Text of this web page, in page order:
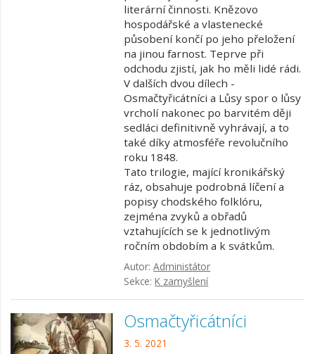
literární činnosti. Knězovo
hospodářské a vlastenecké
působení končí po jeho přeložení
na jinou farnost. Teprve při
odchodu zjistí, jak ho měli lidé rádi.
V dalších dvou dílech -
Osmačtyřicátníci a Lůsy spor o lůsy
vrcholí nakonec po barvitém ději
sedláci definitivně vyhrávají, a to
také díky atmosféře revolučního
roku 1848.
Tato trilogie, mající kronikářský
ráz, obsahuje podrobná líčení a
popisy chodského folklóru,
zejména zvyků a obřadů
vztahujících se k jednotlivým
ročním obdobím a k svátkům.
Autor:Administátor
Sekce: K zamyšlení
Osmačtyřicátníci
3. 5. 2021